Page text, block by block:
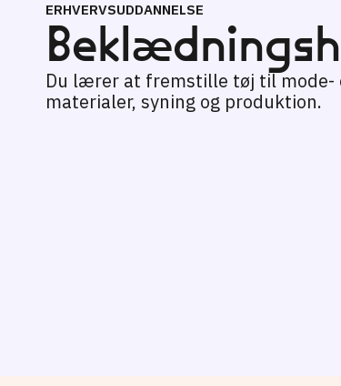
ERHVERVSUDDANNELSE
Du lærer at fremstille tøj til mode-
materialer, syning og produktion.